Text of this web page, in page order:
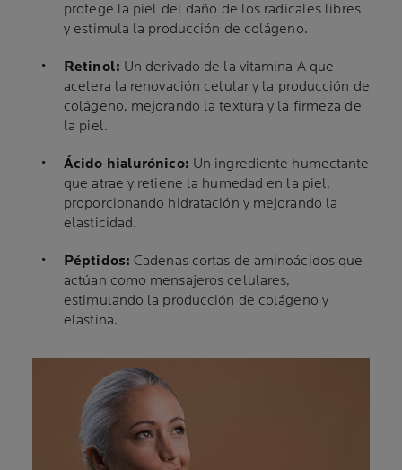
protege la piel del daño de los radicales libres
y estimula la producción de colágeno.
Retinol: Un derivado de la vitamina A que
acelera la renovación celular y la producción de
colágeno, mejorando la textura y la firmeza de
la piel.
Ácido hialurónico: Un ingrediente humectante
que atrae y retiene la humedad en la piel,
proporcionando hidratación y mejorando la
elasticidad.
Péptidos: Cadenas cortas de aminoácidos que
actúan como mensajeros celulares,
estimulando la producción de colágeno y
elastina.